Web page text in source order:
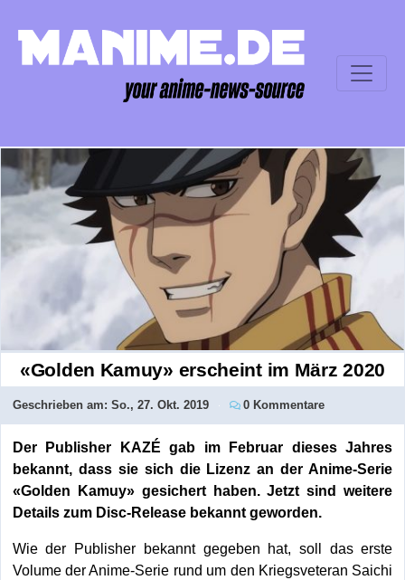
«Golden Kamuy» erscheint im März 2020
Geschrieben am: So., 27. Okt. 2019 0 Kommentare
Der Publisher KAZÉ gab im Februar dieses Jahres
bekannt, dass sie sich die Lizenz an der Anime-Serie
«Golden Kamuy» gesichert haben. Jetzt sind weitere
Details zum Disc-Release bekannt geworden.
Wie der Publisher bekannt gegeben hat, soll das erste
Volume der Anime-Serie rund um den Kriegsveteran Saichi